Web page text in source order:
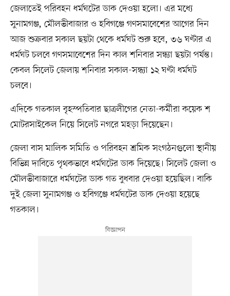
জেলাতেই পরিবহন ধর্মঘটের ডাক দেওয়া হলো। এর মধ্যে
সুনামগঞ্জ, মৌলভীবাজার ও হবিগঞ্জে গণসমাবেশের আগের দিন
আজ শুক্রবার সকাল ছয়টা থেকে ধর্মঘট শুরু হবে, ৩৬ ঘণ্টার এ
ধর্মঘট চলবে গণসমাবেশের দিন কাল শনিবার সন্ধ্যা ছয়টা পর্যন্ত।
কেবল সিলেট জেলায় শনিবার সকাল-সন্ধ্যা ১২ ঘণ্টা ধর্মঘট
চলবে।
এদিকে গতকাল বৃহস্পতিবার ছাত্রলীগের নেতা-কর্মীরা কয়েক শ
মোটরসাইকেল নিয়ে সিলেট নগরে মহড়া দিয়েছেন।
জেলা বাস মালিক সমিতি ও পরিবহন শ্রমিক সংগঠনগুলো স্থানীয়
বিভিন্ন দাবিতে পৃথকভাবে ধর্মঘটের ডাক দিয়েছে। সিলেট জেলা ও
মৌলভীবাজারে ধর্মঘটের ডাক গত বুধবার দেওয়া হয়েছিল। বাকি
দুই জেলা সুনামগঞ্জ ও হবিগঞ্জে ধর্মঘটের ডাক দেওয়া হয়েছে
গতকাল।